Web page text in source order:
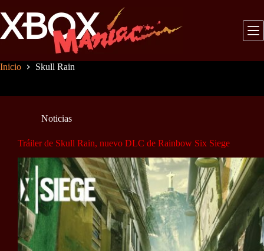
al
contenido
Inicio Skull Rain
Noticias
Tráiler de Skull Rain, nuevo DLC de Rainbow Six Siege